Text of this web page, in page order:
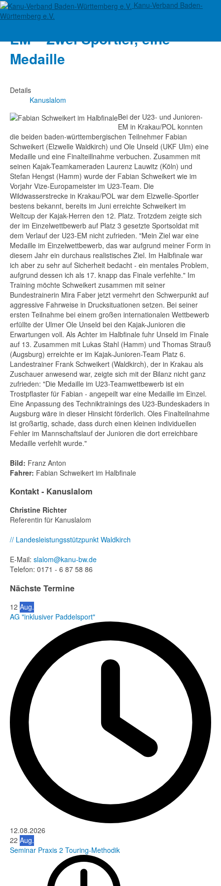
Kanu-Verband Baden-
Württemberg e.V.
Kanuslalom U23- & Junioren-
EM – Zwei Sportler, eine
Medaille
Details
Kanuslalom
Bei der U23- und Junioren-
EM in Krakau/POL konnten
die beiden baden-württembergischen Teilnehmer Fabian
Schweikert (Elzwelle Waldkirch) und Ole Unseld (UKF Ulm) eine
Medaille und eine Finalteillnahme verbuchen. Zusammen mit
seinen Kajak-Teamkameraden Laurenz Lauwitz (Köln) und
Stefan Hengst (Hamm) wurde der Fabian Schweikert wie im
Vorjahr Vize-Europameister im U23-Team. Die
Wildwasserstrecke in Krakau/POL war dem Elzwelle-Sportler
bestens bekannt, bereits im Juni erreichte Schweikert im
Weltcup der Kajak-Herren den 12. Platz. Trotzdem zeigte sich
der im Einzelwettbewerb auf Platz 3 gesetzte Sportsoldat mit
dem Verlauf der U23-EM nicht zufrieden. "Mein Ziel war eine
Medaille im Einzelwettbewerb, das war aufgrund meiner Form in
diesem Jahr ein durchaus realistisches Ziel. Im Halbfinale war
ich aber zu sehr auf Sicherheit bedacht - ein mentales Problem,
aufgrund dessen ich als 17. knapp das Finale verfehlte." Im
Training möchte Schweikert zusammen mit seiner
Bundestrainerin Mira Faber jetzt vermehrt den Schwerpunkt auf
aggressive Fahrweise in Drucksituationen setzen. Bei seiner
ersten Teilnahme bei einem großen internationalen Wettbewerb
erfüllte der Ulmer Ole Unseld bei den Kajak-Junioren die
Erwartungen voll. Als Achter im Halbfinale fuhr Unseld im Finale
auf 13. Zusammen mit Lukas Stahl (Hamm) und Thomas Strauß
(Augsburg) erreichte er im Kajak-Junioren-Team Platz 6.
Landestrainer Frank Schweikert (Waldkirch), der in Krakau als
Zuschauer anwesend war, zeigte sich mit der Bilanz nicht ganz
zufrieden: "Die Medaille im U23-Teamwettbewerb ist ein
Trostpflaster für Fabian - angepeilt war eine Medaille im Einzel.
Eine Anpassung des Techniktrainings des U23-Bundeskaders in
Augsburg wäre in dieser Hinsicht förderlich. Oles Finalteilnahme
ist großartig, schade, dass durch einen kleinen individuellen
Fehler im Mannschaftslauf der Junioren die dort erreichbare
Medaille verfehlt wurde."
Bild: Franz Anton
Fahrer: Fabian Schweikert im Halbfinale
Kontakt - Kanuslalom
Christine Richter
Referentin für Kanuslalom
// Landesleistungsstützpunkt Waldkirch
E-Mail: slalom@kanu-bw.de
Telefon: 0171 - 6 87 58 86
Nächste Termine
12 Aug.
AG "inklusiver Paddelsport"
12.08.2026
22 Aug.
Seminar Praxis 2 Touring-Methodik